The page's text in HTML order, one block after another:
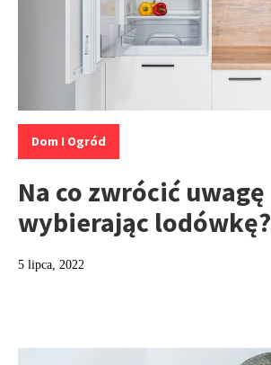
Kategorie:
Dom I Ogród
Na co zwrócić uwagę
wybierając lodówkę?
5 lipca, 2022